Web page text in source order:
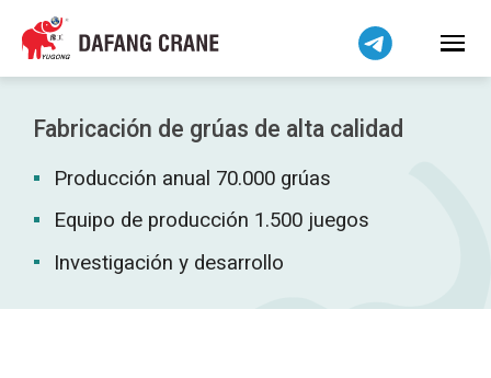
Fabricación de grúas de alta calidad
Producción anual 70.000 grúas
Equipo de producción 1.500 juegos
Investigación y desarrollo
Bahasa Indonesia
Bahasa Melayu
Tiếng Việt
简体中文
فارسی
Pilipino
اردو